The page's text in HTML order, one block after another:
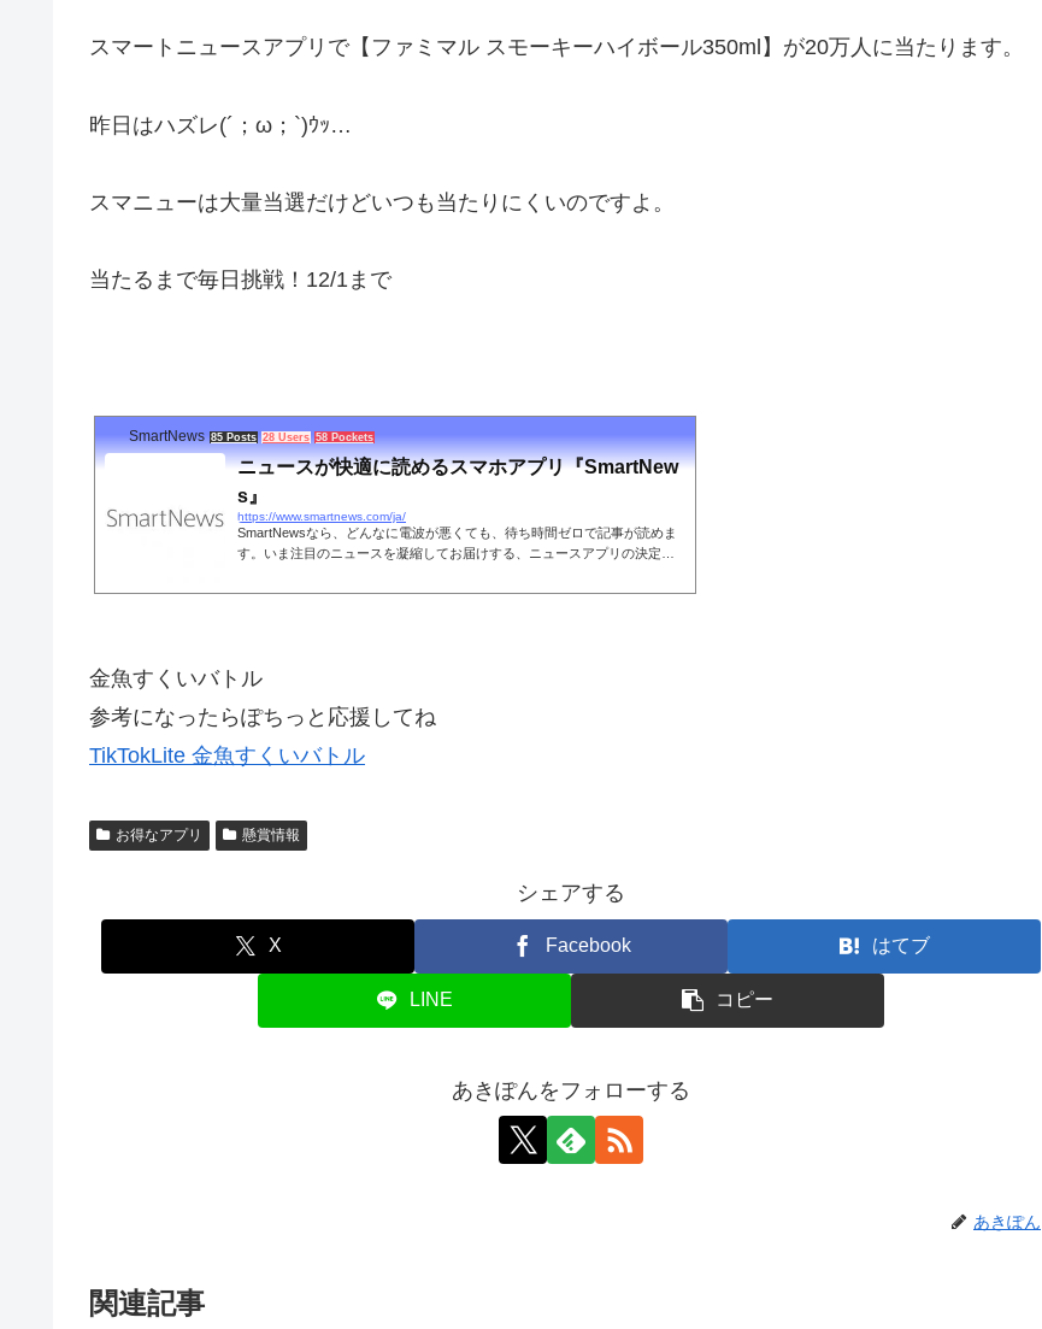
スマートニュースアプリで【ファミマル スモーキーハイボール350ml】 が20万人に当たります。
昨日はハズレ(´；ω；`)ｳｯ…
スマニューは大量当選だけどいつも当たりにくいのですよ。
当たるまで毎日挑戦！12/1まで
SmartNews 85 Posts 28 Users 58 Pockets
ニュースが快適に読めるスマホアプリ『SmartNew
s』
https://www.smartnews.com/ja/
SmartNewsなら、どんなに電波が悪くても、待ち時間ゼロで記事が読めま
す。いま注目のニュースを凝縮してお届けする、ニュースアプリの決定版
金魚すくいバトル
参考になったらぽちっと応援してね
TikTokLite 金魚すくいバトル
お得なアプリ 懸賞情報
シェアする
X Facebook はてブ
LINE コピー
あきぽんをフォローする
あきぽん
関連記事